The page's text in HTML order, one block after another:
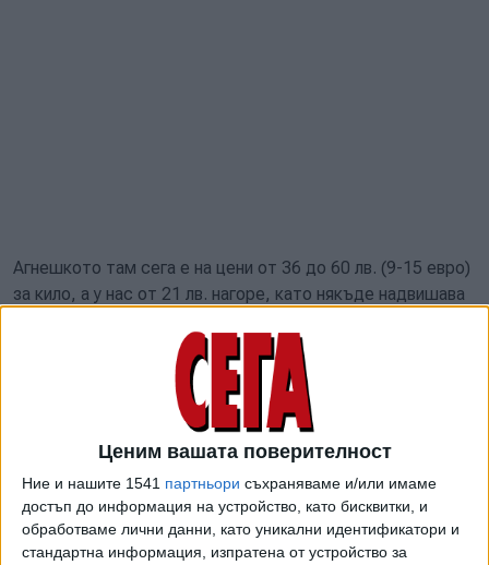
Ценим вашата поверителност
Ние и нашите 1541 партньори съхраняваме и/или имаме
достъп до информация на устройство, като бисквитки, и
обработваме лични данни, като уникални идентификатори и
стандартна информация, изпратена от устройство за
Агнешкото там сега е на цени от 36 до 60 лв. (9-15 евро)
за кило, а у нас от 21 лв. нагоре, като някъде надвишава
Килограм козунак у нас в най-добрия случай е 9 лв., а при
съседите към 6 евро (12 лв.).
Марулите са на едни цени - по около 1,20 лв. бройката,
същото донякъде важи и за краставиците. Доматите у
нас обаче са по-скъпи и излизат по около 5 лв. килото, а
там - 1,50 евро (3 лв.). Картофите пък са почти на
еднакви цени - у нас около 1,50 лв., а там към 0,80 евро
(1,60 лв.).